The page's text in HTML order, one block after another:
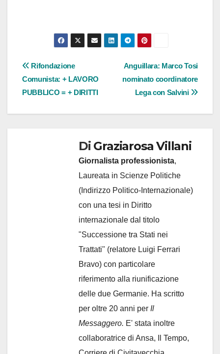
Navigazione
articoli
Anguillara: Marco Tosi
nominato coordinatore
Lega con Salvini
Rifondazione
Comunista: + LAVORO
PUBBLICO = + DIRITTI
Di Graziarosa Villani
Giornalista professionista,
Laureata in Scienze Politiche
(Indirizzo Politico-Internazionale)
con una tesi in Diritto
internazionale dal titolo
"Successione tra Stati nei
Trattati" (relatore Luigi Ferrari
Bravo) con particolare
riferimento alla riunificazione
delle due Germanie. Ha scritto
per oltre 20 anni per Il
Messaggero. E' stata inoltre
collaboratrice di Ansa, Il Tempo,